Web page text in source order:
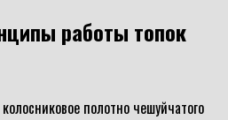
работы топок
полотно чешуйчатого